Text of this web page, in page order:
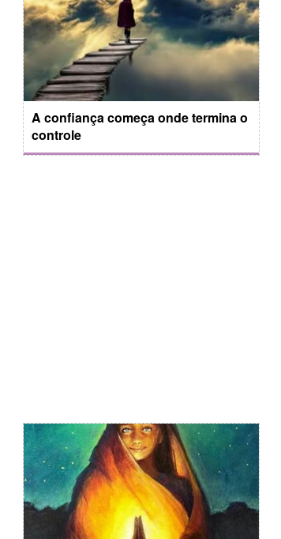
A confiança começa onde termina o
controle